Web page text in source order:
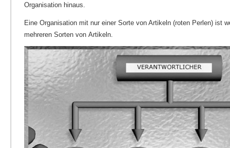
Organisation hinaus.
Eine Organisation mit nur einer Sorte von Artikeln (roten Perlen) ist
mehreren Sorten von Artikeln.